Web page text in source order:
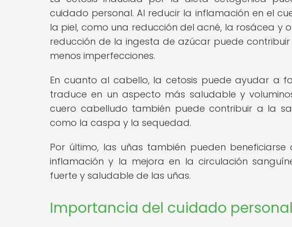
cuidado personal. Al reducir la inflamación en el
la piel, como una reducción del acné, la rosácea y
reducción de la ingesta de azúcar puede
menos imperfecciones.
En cuanto al cabello, la cetosis puede ayudar a
traduce en un aspecto más saludable y
cuero cabelludo también puede contribuir a la
como la caspa y la sequedad.
Por último, las uñas también pueden
inflamación y la mejora en la circulación
fuerte y saludable de las uñas.
Importancia del cuidado